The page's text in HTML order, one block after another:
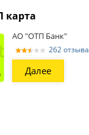
карта
АО "ОТП Банк"
262 отзыва
Далее